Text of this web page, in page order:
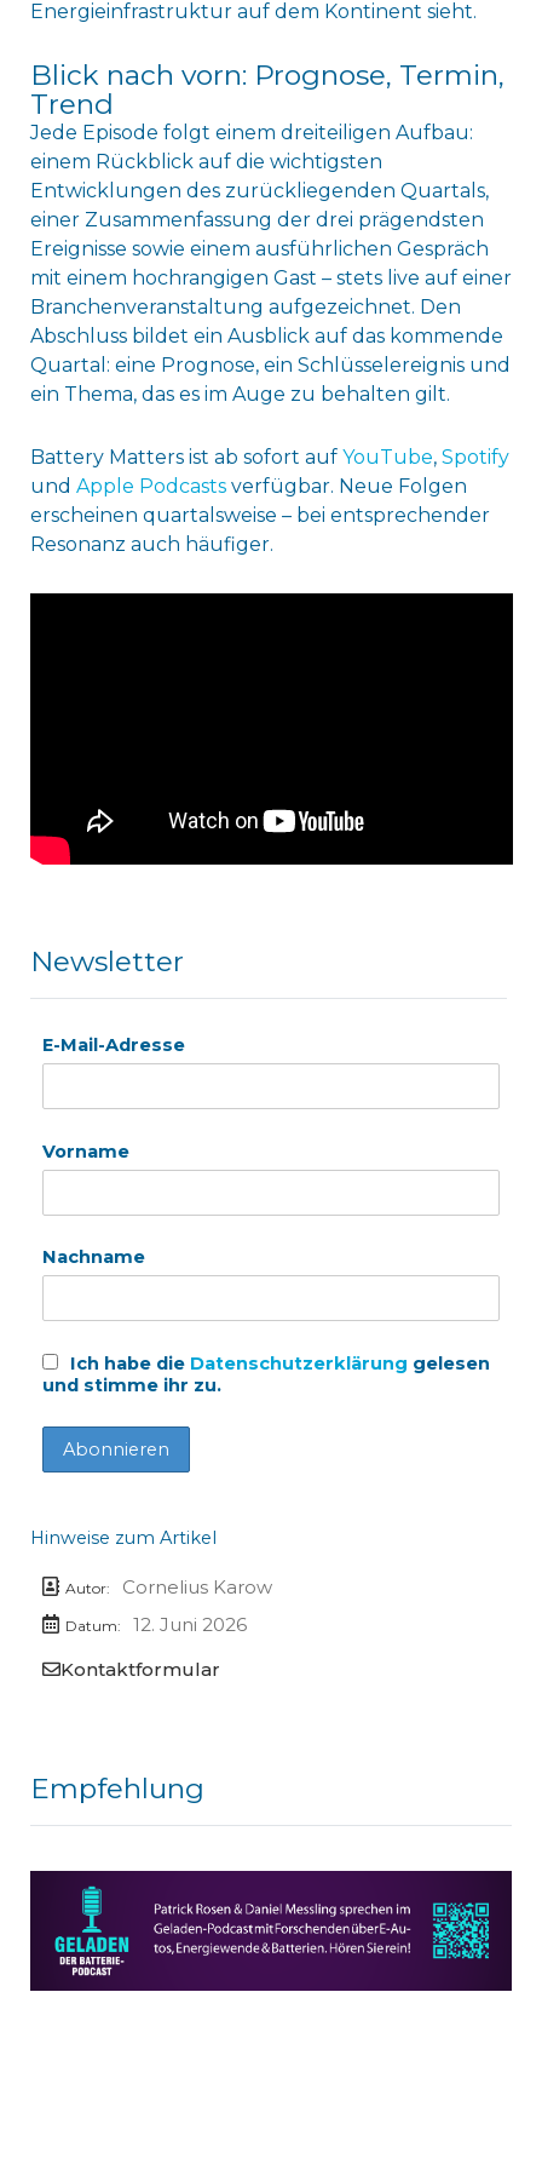
Energieinfrastruktur auf dem Kontinent sieht.
Blick nach vorn: Prognose, Termin,
Trend
Jede Episode folgt einem dreiteiligen Aufbau:
einem Rückblick auf die wichtigsten
Entwicklungen des zurückliegenden Quartals,
einer Zusammenfassung der drei prägendsten
Ereignisse sowie einem ausführlichen Gespräch
mit einem hochrangigen Gast – stets live auf einer
Branchenveranstaltung aufgezeichnet. Den
Abschluss bildet ein Ausblick auf das kommende
Quartal: eine Prognose, ein Schlüsselereignis und
ein Thema, das es im Auge zu behalten gilt.
Battery Matters ist ab sofort auf YouTube, Spotify
und Apple Podcastsverfügbar. Neue Folgen
erscheinen quartalsweise – bei entsprechender
Resonanz auch häufiger.
Newsletter
E-Mail-Adresse
Vorname
Nachname
Ich habe die Datenschutzerklärung gelesen
und stimme ihr zu.
Hinweise zum Artikel
Autor: Cornelius Karow
Datum:
12. Juni 2026
Kontaktformular
Empfehlung